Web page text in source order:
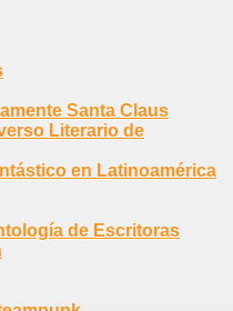
Santa Claus
Literario de
en Latinoamérica
de Escritoras